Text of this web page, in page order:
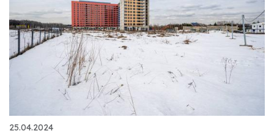
25.04.2024